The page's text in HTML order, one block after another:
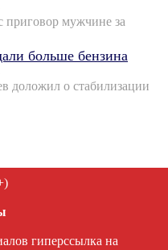
приговор мужчине за
больше бензина
доложил о стабилизации
гиперссылка на